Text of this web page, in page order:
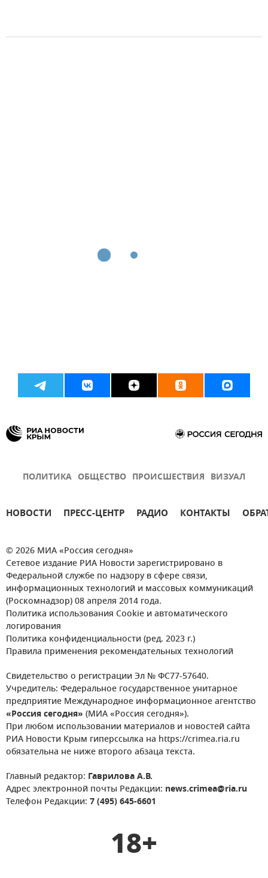
ПОЛИТИКА ОБЩЕСТВО ПРОИСШЕСТВИЯ ВИЗУАЛ
НОВОСТИ ПРЕСС-ЦЕНТР РАДИО КОНТАКТЫ
© 2026 МИА «Россия сегодня»
Сетевое издание РИА Новости зарегистрировано в
Федеральной службе по надзору в сфере связи,
информационных технологий и массовых коммуникаций
(Роскомнадзор) 08 апреля 2014 года.
Политика использования Cookie и автоматического
логирования
Политика конфиденциальности (ред. 2023 г.)
Правила применения рекомендательных технологий
Свидетельство о регистрации Эл № ФС77-57640.
Учредитель: Федеральное государственное унитарное
предприятие Международное информационное агентство
«Россия сегодня» (МИА «Россия сегодня»).
При любом использовании материалов и новостей сайта
РИА Новости Крым гиперссылка на https://crimea.ria.ru
обязательна не ниже второго абзаца текста.
Главный редактор: Гаврилова А.В.
Адрес электронной почты Редакции: news.crimea@ria.ru
Телефон Редакции: 7 (495) 645-6601
18+